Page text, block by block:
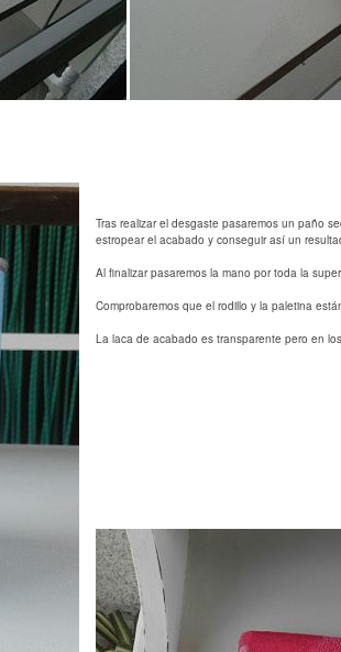
Tras realizar el desgaste pasaremos un paño
estropear el acabado y conseguir así un
Al finalizar pasaremos la mano por toda la
Comprobaremos que el rodillo y la paletina
La laca de acabado es transparente pero en